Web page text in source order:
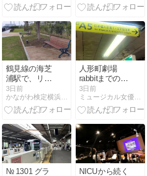
復活成功で
い出話で ふふ
ふ🎵
鶴見線の海芝
浦駅で、リニ
ューアルされ
た海芝公園を
独り占めして
3日前
かながわ検定横浜ライセンス1級に合格したのでブログ続けて…
人形町劇場
rabbitまでのア
クセス（人形
町駅からと三
越前駅から）
3日前
ミュージカル女優を目指す 仲本 詩菜のブログ
№ 1301 グラ
NICUから続く